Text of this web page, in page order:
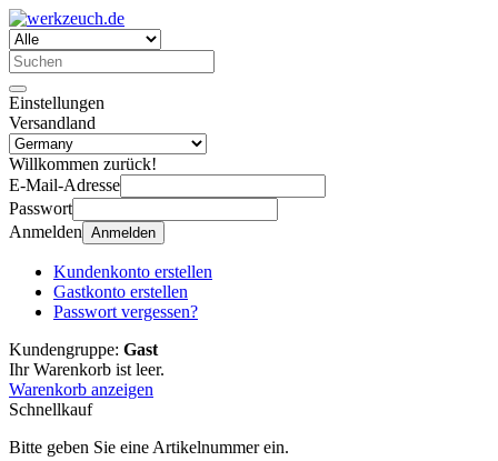
Einstellungen
Versandland
Willkommen zurück!
E-Mail-Adresse
Passwort
Anmelden Anmelden
Kundenkonto erstellen
Gastkonto erstellen
Passwort vergessen?
Kundengruppe: Gast
Ihr Warenkorb ist leer.
Warenkorb anzeigen
Schnellkauf
Bitte geben Sie eine Artikelnummer ein.